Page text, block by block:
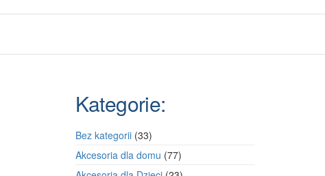
Kategorie:
Bez kategorii 3333
produkty
Akcesoria dla domu 7777
produktów